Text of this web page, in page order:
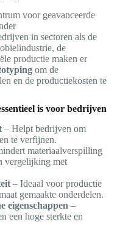
voor geavanceerde
in sectoren als de
de
productie maken er
om de
en de productiekosten te
is voor bedrijven
– Helpt bedrijven om
te verfijnen.
materiaalverspilling
vergelijking met
– Ideaal voor productie
gemaakte onderdelen.
eigenschappen –
een hoge sterkte en